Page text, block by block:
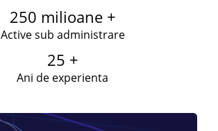
250 milioane +
Active sub administrare
25 +
Ani de experienta